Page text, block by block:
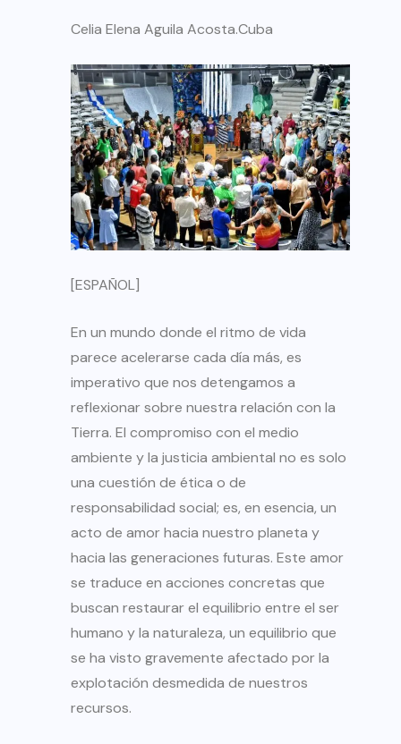
Celia Elena Aguila Acosta.Cuba
[ESPAÑOL]
En un mundo donde el ritmo de vida
parece acelerarse cada día más, es
imperativo que nos detengamos a
reflexionar sobre nuestra relación con la
Tierra. El compromiso con el medio
ambiente y la justicia ambiental no es solo
una cuestión de ética o de
responsabilidad social; es, en esencia, un
acto de amor hacia nuestro planeta y
hacia las generaciones futuras. Este amor
se traduce en acciones concretas que
buscan restaurar el equilibrio entre el ser
humano y la naturaleza, un equilibrio que
se ha visto gravemente afectado por la
explotación desmedida de nuestros
recursos.